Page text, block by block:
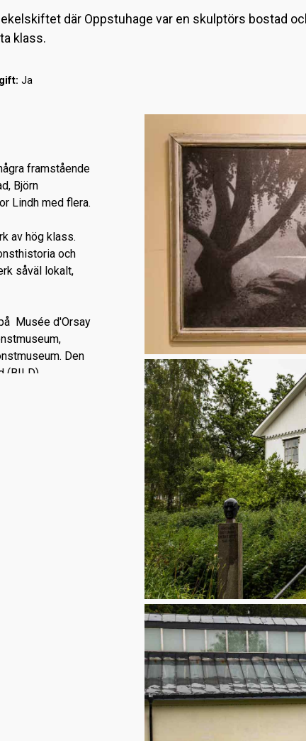
där Oppstuhage var en skulptörs bostad
klass.
Ja
framstående
Björn
Lindh med flera.
av hög klass.
och
såväl lokalt,
Musée d'Orsay
Den
(BILD)